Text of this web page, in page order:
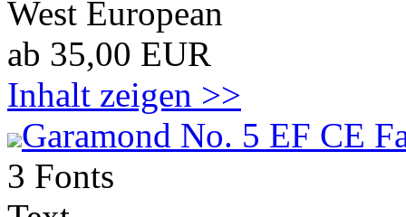
West European
ab 35,00 EUR
Inhalt zeigen >>
Garamond No. 5 EF CE
3 Fonts